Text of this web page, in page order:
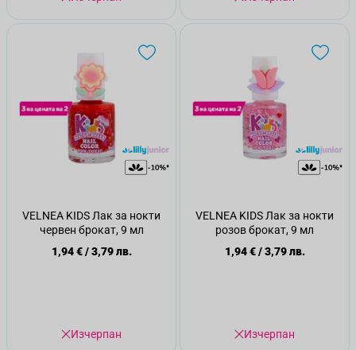
VELNEA KIDS Лак за нокти
червен брокат, 9 мл
1,94 €/3,79 лв.
Изчерпан
VELNEA KIDS Лак за нокти
розов брокат, 9 мл
1,94 €/3,79 лв.
Изчерпан